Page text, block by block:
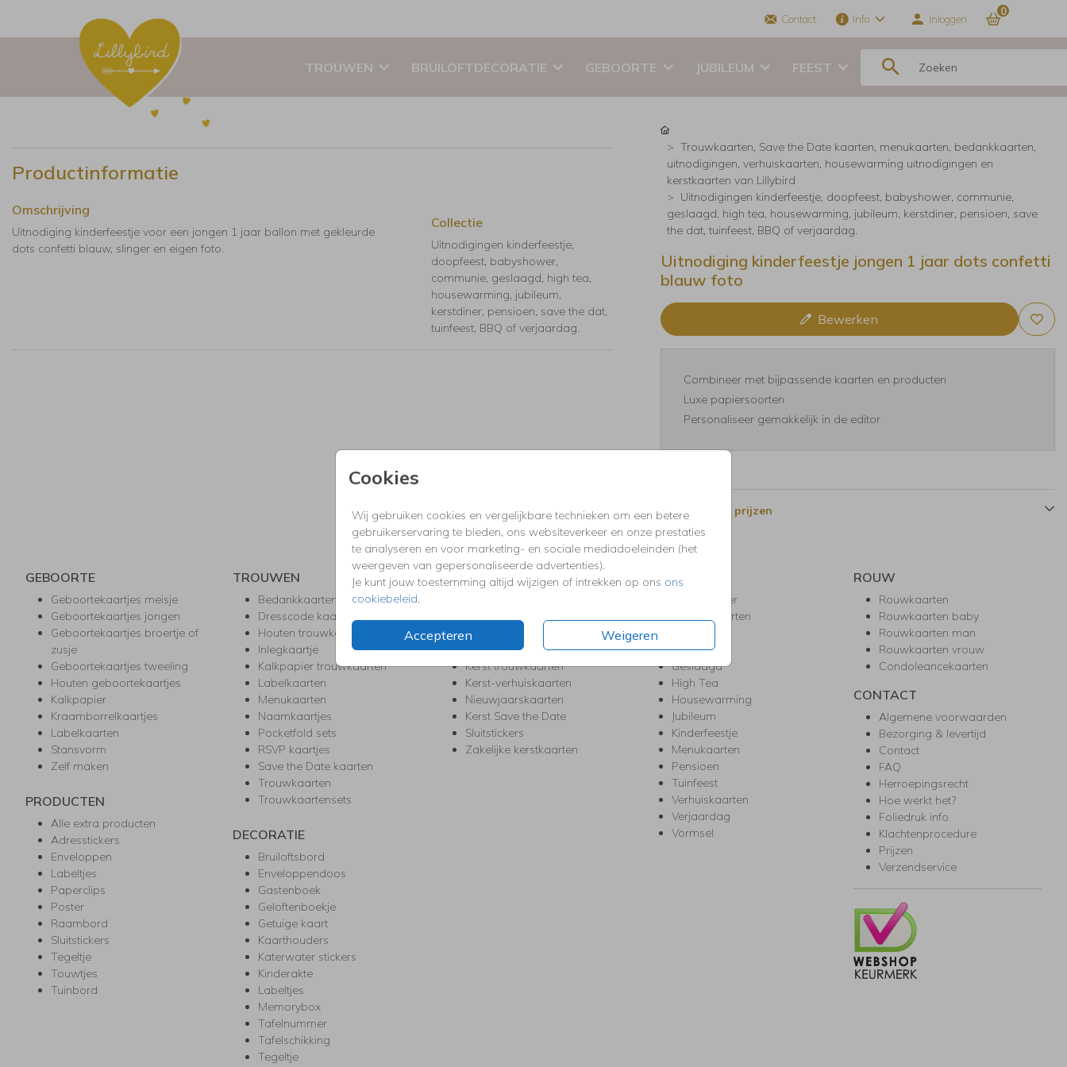
Contact Info Inloggen
0
TROUWEN BRUILOFTDECORATIE GEBOORTE JUBILEUM FEEST
Cookies
Wij gebruiken cookies en vergelijkbare technieken om een betere
gebruikerservaring te bieden, ons websiteverkeer en onze prestaties
te analyseren en voor marketing- en sociale mediadoeleinden (het
weergeven van gepersonaliseerde advertenties).
Je kunt jouw toestemming altijd wijzigen of intrekken op ons ons
cookiebeleid.
Accepteren Weigeren
Productinformatie
Omschrijving
Uitnodiging kinderfeestje voor een jongen 1 jaar ballon met gekleurde
dots confetti blauw, slinger en eigen foto.
Collectie
Uitnodigingen kinderfeestje,
doopfeest, babyshower,
communie, geslaagd, high tea,
housewarming, jubileum,
kerstdiner, pensioen, save the dat,
tuinfeest, BBQ of verjaardag.
Trouwkaarten, Save the Date kaarten, menukaarten, bedankkaarten,
uitnodigingen, verhuiskaarten, housewarming uitnodigingen en
kerstkaarten van Lillybird
Uitnodigingen kinderfeestje, doopfeest, babyshower, communie,
geslaagd, high tea, housewarming, jubileum, kerstdiner, pensioen, save
the dat, tuinfeest, BBQ of verjaardag.
Uitnodiging kinderfeestje jongen 1 jaar dots confetti
blauw foto
Bewerken
Combineer met bijpassende kaarten en producten
Luxe papiersoorten
Personaliseer gemakkelijk in de editor
Formaten en prijzen
GEBOORTE
Geboortekaartjes meisje
Geboortekaartjes jongen
Geboortekaartjes broertje of
zusje
Geboortekaartjes tweeling
Houten geboortekaartjes
Kalkpapier
Kraamborrelkaartjes
Labelkaarten
Stansvorm
Zelf maken
PRODUCTEN
Alle extra producten
Adresstickers
Enveloppen
Labeltjes
Paperclips
Poster
Raambord
Sluitstickers
Tegeltje
Touwtjes
Tuinbord
TROUWEN
Bedankkaarten
Dresscode kaartjes
Houten trouwkaarten
Inlegkaartje
Kalkpapier trouwkaarten
Labelkaarten
Menukaarten
Naamkaartjes
Pocketfold sets
RSVP kaartjes
Save the Date kaarten
Trouwkaarten
Trouwkaartensets
DECORATIE
Bruiloftsbord
Enveloppendoos
Gastenboek
Geloftenboekje
Getuige kaart
Kaarthouders
Katerwater stickers
Kinderakte
Labeltjes
Memorybox
Tafelnummer
Tafelschikking
Tegeltje
KERST
Kerstdiner uitnodigingen
Kerstmenukaarten
Kerst trouwkaarten
Kerst-verhuiskaarten
Nieuwjaarskaarten
Kerst Save the Date
Sluitstickers
Zakelijke kerstkaarten
FEEST
Babyshower
Bedankkaarten
Doopsel
Geslaagd
High Tea
Housewarming
Jubileum
Kinderfeestje
Menukaarten
Pensioen
Tuinfeest
Verhuiskaarten
Verjaardag
Vormsel
ROUW
Rouwkaarten
Rouwkaarten baby
Rouwkaarten man
Rouwkaarten vrouw
Condoleancekaarten
CONTACT
Algemene voorwaarden
Bezorging & levertijd
Contact
FAQ
Herroepingsrecht
Hoe werkt het?
Foliedruk info
Klachtenprocedure
Prijzen
Verzendservice